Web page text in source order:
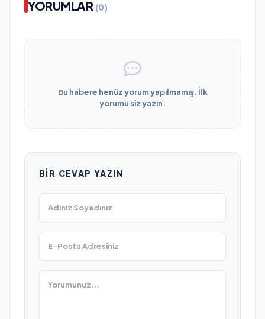
YORUMLAR (0)
Bu habere henüz yorum yapılmamış. İlk
yorumu siz yazın.
BIR CEVAP YAZIN